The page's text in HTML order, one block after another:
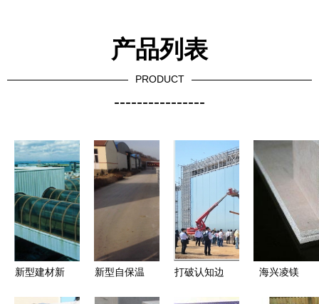
产品列表
PRODUCT
----------------
新型建材新
新型自保温
打破认知边
海兴凌镁